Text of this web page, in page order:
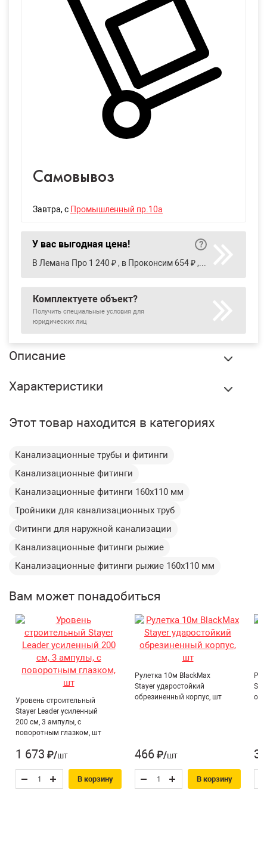
Самовывоз
Завтра, с Промышленный пр.10а
У вас выгодная цена!
Комплектуете объект?
Получить специальные условия для
юридических лиц
Описание
160х110х160 мм, шт купить в Новом Уренгое по оптовой
Тройник предназначен для подключения к трубопроводу
дополнительного ответвления диаметром 110 мм под
углом 45 градусов.
Характеристики
Тип фитинга: Тройник
Назначение:
Диаметр: 160-110 мм
Материал:
Угол:
Этот товар находится в категориях
Канализационные трубы и фитинги
Канализационные фитинги
Канализационные фитинги 160х110 мм
Тройники для канализационных труб
Фитинги для наружной канализации
Канализационные фитинги рыжие
Канализационные фитинги рыжие 160х110 мм
Вам может понадобиться
Уровень строительный
Stayer Leader усиленный
200 см, 3 ампулы, с
поворотным глазком, шт
1 673 ₽/шт
В корзину
Рулетка 10м BlackMax
Stayer ударостойкий
обрезиненный корпус, шт
466 ₽/шт
В корзину